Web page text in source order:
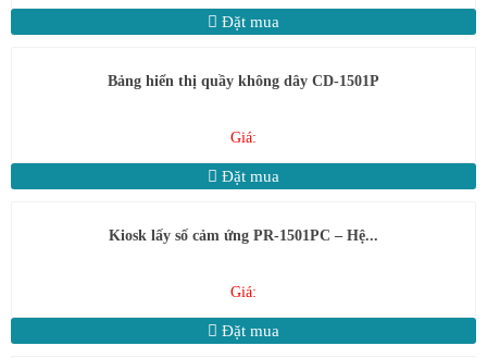
Đặt mua
Bảng hiển thị quầy không dây CD-1501P
Giá:
Đặt mua
Kiosk lấy số cảm ứng PR-1501PC – Hệ...
Giá:
Đặt mua